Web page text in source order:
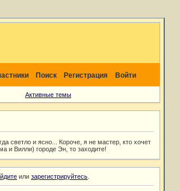
Поиск Регистрация Войти
Активные темы
светло и ясно... Короче, я не мастер, кто хочет
и Вилли) городе Эн, то заходите!
илизарегистрируйтесь